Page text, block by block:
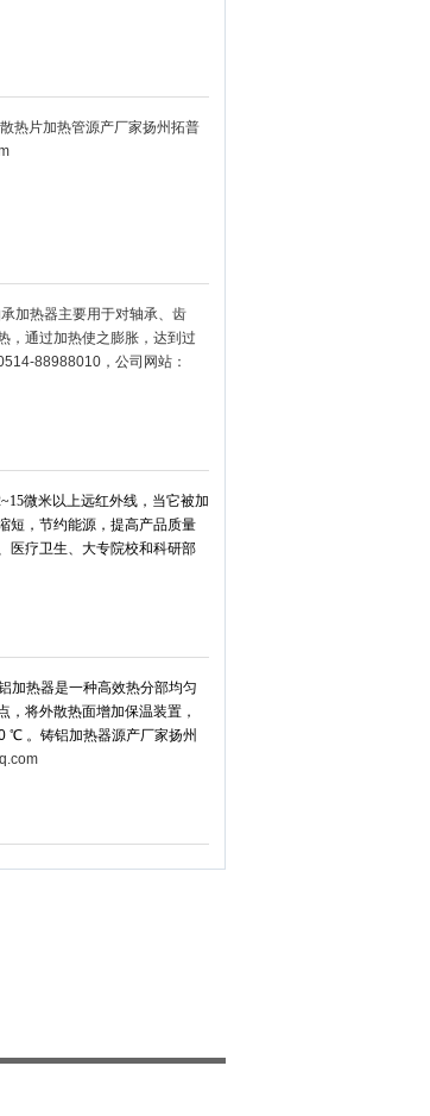
热片加热管源产厂家扬州拓普
加热器主要用于对轴承、齿
，通过加热使之膨胀，达到过
88988010，公司网站：
微米以上远红外线，当它被加
短，节约能源，提高产品质量
医疗卫生、大专院校和科研部
加热器是一种高效热分部均匀
将外散热面增加保温装置，
℃ 。铸铝加热器源产厂家扬州